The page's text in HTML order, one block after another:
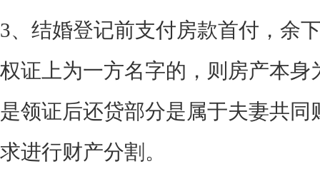
3、结婚登记前支付房款首付，余
权证上为一方名字的，则房产本身
是领证后还贷部分是属于夫妻共同
求进行财产分割。